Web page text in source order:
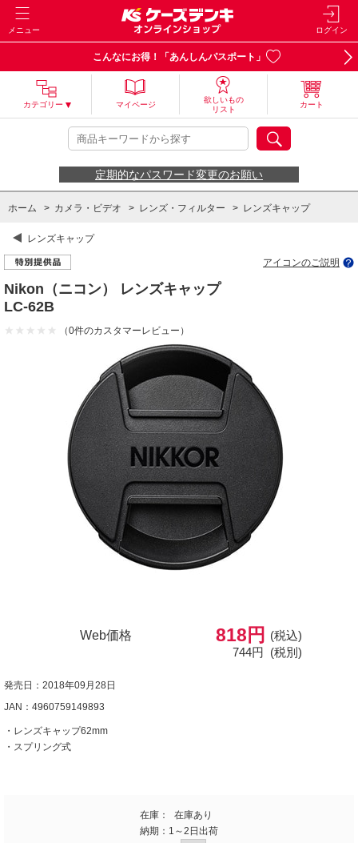
メニュー ログイン
こんなにお得！「あんしんパスポート」
カテゴリー マイページ
欲しいもの
リスト
カート
定期的なパスワード変更のお願い
ホーム > カメラ・ビデオ > レンズ・フィルター > レンズキャップ
レンズキャップ
アイコンのご説明
Nikon（ニコン） レンズキャップ
LC-62B
（0件のカスタマーレビュー）
Web価格 818円
(税込)
744円 (税別)
発売日：2018年09月28日
JAN：4960759149893
・レンズキャップ62mm
・スプリング式
在庫：
在庫あり
納期： 1～2日出荷